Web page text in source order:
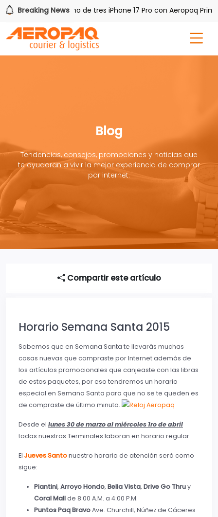
Breaking News
Gana uno de tres iPhone 17 Pro con Aeropaq Prime
Blog
Tendencias, consejos, promociones y noticias que
te ayudaran a vivir la mejor experiencia de comprar
por internet.
Compartir este artículo
Horario Semana Santa 2015
Sabemos que en Semana Santa te llevarás muchas
cosas nuevas que compraste por Internet además de
los artículos promocionales que canjeaste con las libras
de estos paquetes, por eso tendremos un horario
especial en Semana Santa para que no se te queden es
de compraste de último minuto.
Desde el lunes 30 de marzo al miércoles 1ro de abril
todas nuestras Terminales laboran en horario regular.
El Jueves Santonuestro horario de atención será como
sigue:
Piantini, Arroyo Hondo, Bella Vista, Drive Go Thruy
Coral Mallde 8:00 A.M. a 4:00 P.M.
Puntos Paq BravoAve. Churchill, Núñez de Cáceres